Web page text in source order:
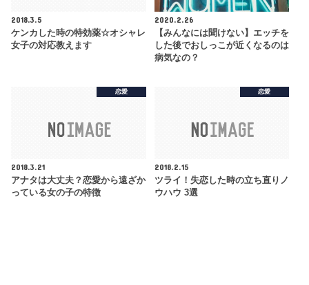
2018.3.5
ケンカした時の特効薬☆オシャレ
女子の対応教えます
2020.2.26
【みんなには聞けない】エッチを
した後でおしっこが近くなるのは
病気なの？
恋愛
2018.3.21
アナタは大丈夫？恋愛から遠ざか
っている女の子の特徴
恋愛
2018.2.15
ツライ！失恋した時の立ち直りノ
ウハウ 3選